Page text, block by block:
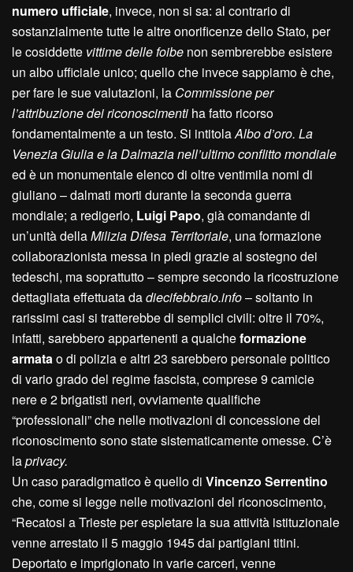
numero ufficiale, invece, non si sa: al contrario di
sostanzialmente tutte le altre onorificenze dello Stato, per
le cosiddette vittime delle foibe non sembrerebbe esistere
un albo ufficiale unico; quello che invece sappiamo è che,
per fare le sue valutazioni, la Commissione per
l’attribuzione dei riconoscimenti ha fatto ricorso
fondamentalmente a un testo. Si intitolaAlbo d’oro. La
Venezia Giulia e la Dalmazia nell’ultimo conflitto mondiale
ed è un monumentale elenco di oltre ventimila nomi di
giuliano – dalmati morti durante la seconda guerra
mondiale; a redigerlo, Luigi Papo, già comandante di
un’unità dellaMilizia Difesa Territoriale, una formazione
collaborazionista messa in piedi grazie al sostegno dei
tedeschi, ma soprattutto – sempre secondo la ricostruzione
dettagliata effettuata dadiecifebbraio.info– soltanto in
rarissimi casi si tratterebbe di semplici civili: oltre il 70%,
infatti, sarebbero appartenenti a qualcheformazione
armatao di polizia e altri 23 sarebbero personale politico
di vario grado del regime fascista, comprese 9 camicie
nere e 2 brigatisti neri, ovviamente qualifiche
“professionali” che nelle motivazioni di concessione del
riconoscimento sono state sistematicamente omesse. C’è
laprivacy.
Un caso paradigmatico è quello di Vincenzo Serrentino
che, come si legge nelle motivazioni del riconoscimento,
“Recatosi a Trieste per espletare la sua attività istituzionale
venne arrestato il 5 maggio 1945 dai partigiani titini.
Deportato e imprigionato in varie carceri, venne